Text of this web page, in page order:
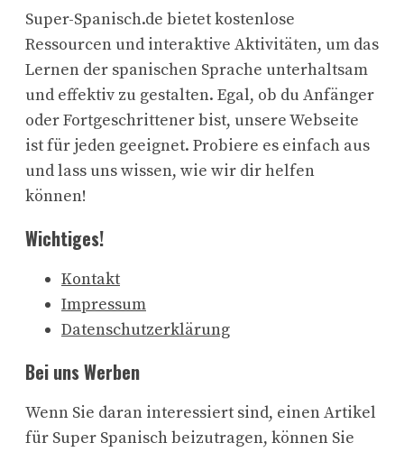
Super-Spanisch.de bietet kostenlose
Ressourcen und interaktive Aktivitäten, um das
Lernen der spanischen Sprache unterhaltsam
und effektiv zu gestalten. Egal, ob du Anfänger
oder Fortgeschrittener bist, unsere Webseite
ist für jeden geeignet. Probiere es einfach aus
und lass uns wissen, wie wir dir helfen
können!
Wichtiges!
Kontakt
Impressum
Datenschutzerklärung
Bei uns Werben
Wenn Sie daran interessiert sind, einen Artikel
für Super Spanisch beizutragen, können Sie